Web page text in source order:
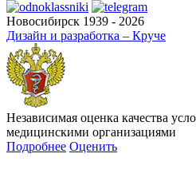
Новосибирск 1939 - 2026
Дизайн и разработка – Круче
Независимая оценка качества
медицинскими организациями
Подробнее Оценить